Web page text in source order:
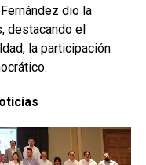
dio la
destacando el
la participación